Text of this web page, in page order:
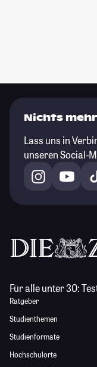
Nichts
Lass uns in
unseren Social-
Für alle unter 30:
Ratgeber
Studienthemen
Studienformate
Hochschulorte